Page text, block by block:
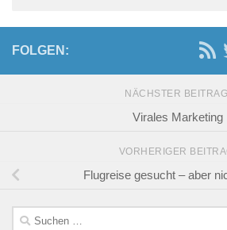
FOLGEN:
NÄCHSTER BEITRAG
Virales Marketing
VORHERIGER
Flugreise gesucht – aber
Suchen